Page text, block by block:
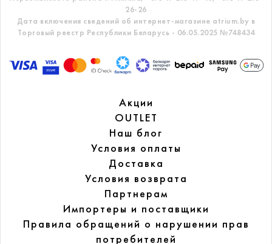
26-26
Дата включения сведений об интернет-магазине atrium.by в
Торговый реестр Республики Беларусь - 06.05.2025 №748434
Акции
OUTLET
Наш блог
Условия оплаты
Доставка
Условия возврата
Партнерам
Импортеры и поставщики
Правила обращений о нарушении прав
потребителей